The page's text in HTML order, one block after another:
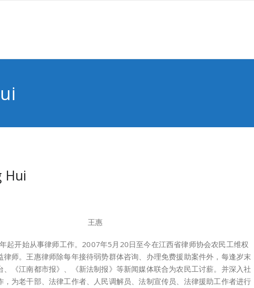
Hui
王惠
开始从事律师工作。2007年5月20日至今在江西省律师协会农民工维权
律师。王惠律师除每年接待弱势群体咨询、办理免费援助案件外，每逢岁末
、《江南都市报》、《新法制报》等新闻媒体联合为农民工讨薪。并深入社
，为老干部、法律工作者、人民调解员、法制宣传员、法律援助工作者进行